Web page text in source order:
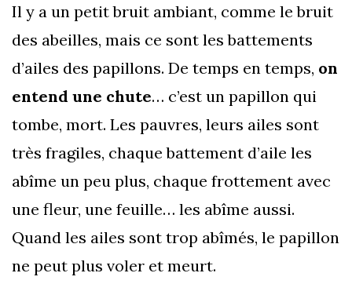
Il y a un petit bruit ambiant, comme le bruit
des abeilles, mais ce sont les battements
d’ailes des papillons. De temps en temps, on
entend une chute… c’est un papillon qui
tombe, mort. Les pauvres, leurs ailes sont
très fragiles, chaque battement d’aile les
abîme un peu plus, chaque frottement avec
une fleur, une feuille… les abîme aussi.
Quand les ailes sont trop abîmés, le papillon
ne peut plus voler et meurt.